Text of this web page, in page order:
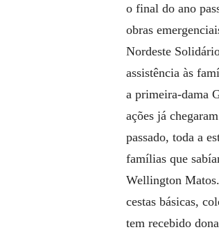
o final do ano
obras
Nordeste
assistência às
a primeira-dama
ações já
passado, toda a
famílias que
Wellington Matos.
cestas básicas,
tem recebido